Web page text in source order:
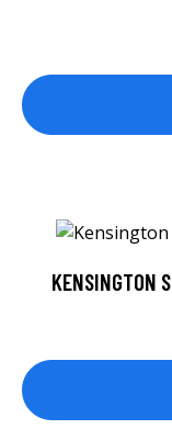
KENSINGTON